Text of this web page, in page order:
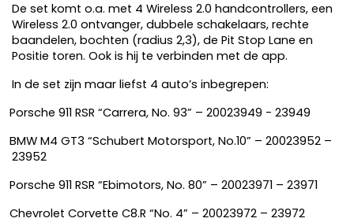
De set komt o.a. met 4 Wireless 2.0 handcontrollers, een
Wireless 2.0 ontvanger, dubbele schakelaars, rechte
baandelen, bochten (radius 2,3), de Pit Stop Lane en
Positie toren. Ook is hij te verbinden met de app.
In de set zijn maar liefst 4 auto’s inbegrepen:
Porsche 911 RSR “Carrera, No. 93” – 20023949 - 23949
BMW M4 GT3 “Schubert Motorsport, No.10” – 20023952 –
23952
Porsche 911 RSR “Ebimotors, No. 80” – 20023971 – 23971
Chevrolet Corvette C8.R “No. 4” – 20023972 – 23972